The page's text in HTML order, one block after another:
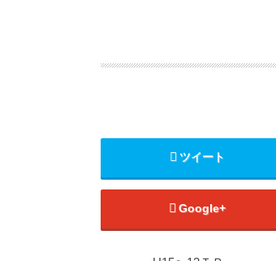
ツイート
Google+